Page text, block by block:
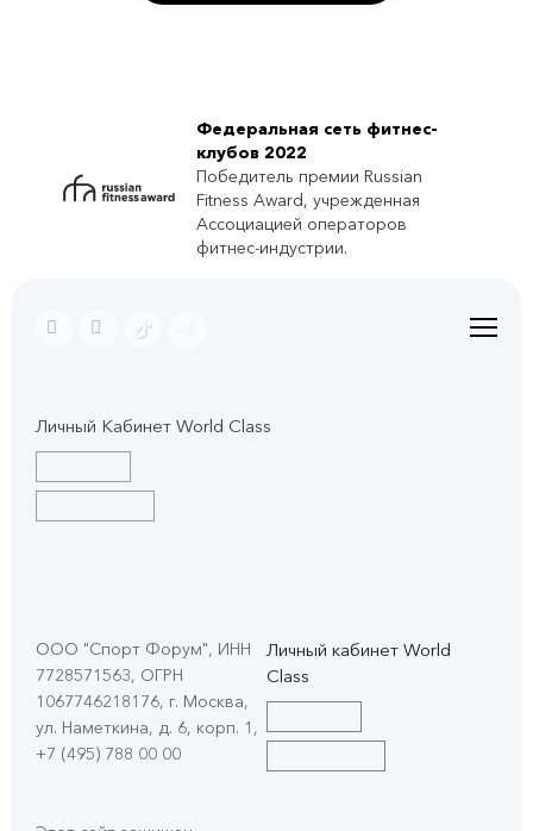
Федеральная сеть фитнес-
клубов 2022
Победитель премии Russian
Fitness Award, учрежденная
Ассоциацией операторов
фитнес-индустрии.
Личный Кабинет World Class
ООО "Спорт Форум", ИНН
7728571563, ОГРН
1067746218176, г. Москва,
ул. Наметкина, д. 6, корп. 1 ,
+7 (495) 788 00 00
Личный кабинет World
Class